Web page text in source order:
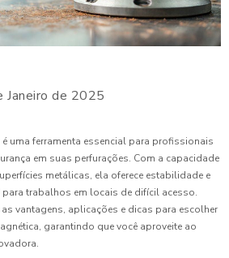
Janeiro de 2025
uma ferramenta essencial para profissionais
em suas perfurações. Com a capacidade
metálicas, ela oferece estabilidade e
trabalhos em locais de difícil acesso.
vantagens, aplicações e dicas para escolher
garantindo que você aproveite ao